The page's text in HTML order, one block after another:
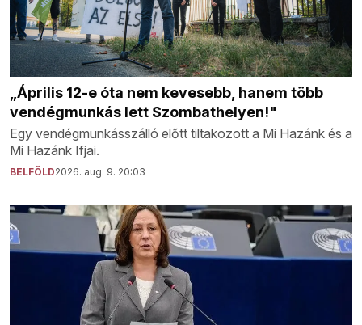
„Április 12-e óta nem kevesebb, hanem több
vendégmunkás lett Szombathelyen!"
Egy vendégmunkásszálló előtt tiltakozott a Mi Hazánk és a
Mi Hazánk Ifjai.
BELFÖLD2026. aug. 9. 20:03